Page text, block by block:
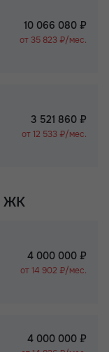
10 066 080 ₽
от 35 823 ₽/мес.
3 521 860 ₽
от 12 533 ₽/мес.
ЖК
4 000 000 ₽
от 14 902 ₽/мес.
4 000 000 ₽